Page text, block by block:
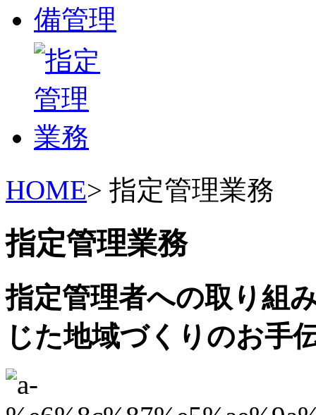
HOME> 指定管理業務
指定管理業務
指定管理者への取り組
じた地域づくりのお手